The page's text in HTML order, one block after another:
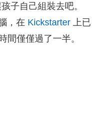
子自己組裝去吧。
，在 Kickstarter 上已
間僅僅過了一半。